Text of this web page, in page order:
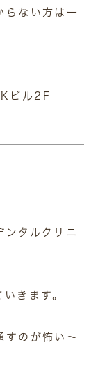
らない方は一
ビル2F
ンタルクリニ
きます。
すのが怖い～